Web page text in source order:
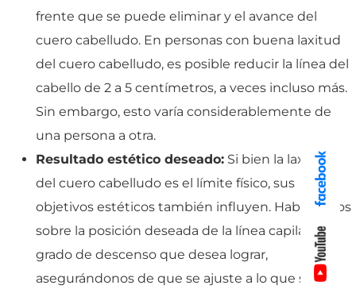
frente que se puede eliminar y el avance del
cuero cabelludo. En personas con buena laxitud
del cuero cabelludo, es posible reducir la línea del
cabello de 2 a 5 centímetros, a veces incluso más.
Sin embargo, esto varía considerablemente de
una persona a otra.
Resultado estético deseado: Si bien la laxitud
del cuero cabelludo es el límite físico, sus
objetivos estéticos también influyen. Hablaremos
sobre la posición deseada de la línea capilar y el
grado de descenso que desea lograr,
asegurándonos de que se ajuste a lo que sea